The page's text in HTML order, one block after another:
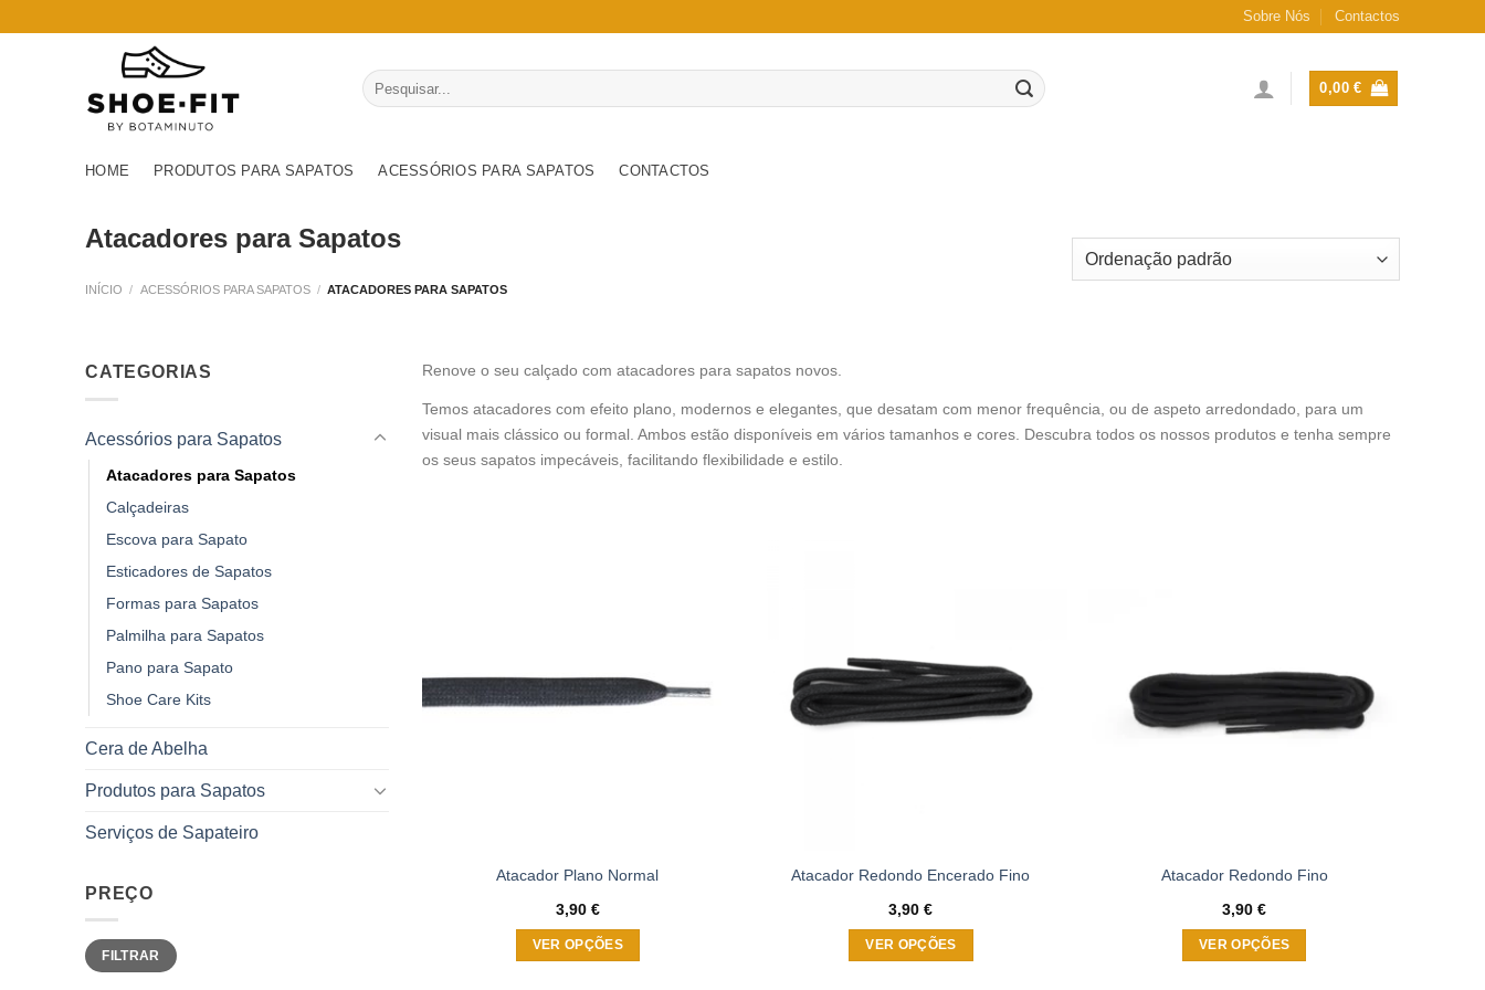
Sobre Nós Contactos
Pesquisar
por:
0,00€
HOME PRODUTOS PARA SAPATOS ACESSÓRIOS PARA SAPATOS CONTACTOS
Atacadores para Sapatos
INÍCIO / ACESSÓRIOS PARA SAPATOS / ATACADORES PARA SAPATOS
CATEGORIAS
Acessórios para Sapatos
Atacadores para Sapatos
Calçadeiras
Escova para Sapato
Esticadores de Sapatos
Formas para Sapatos
Palmilha para Sapatos
Pano para Sapato
Shoe Care Kits
Cera de Abelha
Produtos para Sapatos
Serviços de Sapateiro
PREÇO
Preço
mínimo
Preço
máximo
FILTRAR
Renove o seu calçado com atacadores para sapatos novos.
Temos atacadores com efeito plano, modernos e elegantes, que desatam com menor frequência, ou de aspeto arredondado, para um
visual mais clássico ou formal. Ambos estão disponíveis em vários tamanhos e cores. Descubra todos os nossos produtos e tenha sempre
os seus sapatos impecáveis, facilitando flexibilidade e estilo.
Atacador Plano Normal
3,90 €
VER OPÇÕES
Atacador Redondo Encerado Fino
3,90€
VER OPÇÕES
Atacador Redondo Fino
3,90€
VER OPÇÕES